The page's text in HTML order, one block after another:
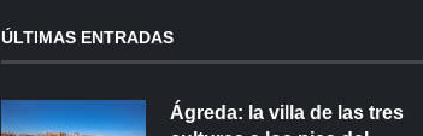
ÚLTIMAS ENTRADAS
Ágreda: la villa de las tres